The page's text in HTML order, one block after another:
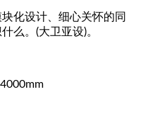
化设计、细心关怀的同
么。(大卫亚设)。